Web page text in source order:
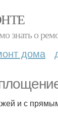
знать о
дома
и с